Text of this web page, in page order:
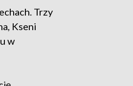
Trzy
Kseni
w